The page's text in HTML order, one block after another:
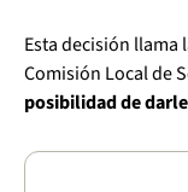
Esta decisión
Comisión Local de
posibilidad de